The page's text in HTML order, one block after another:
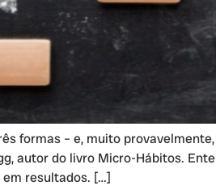
formas – e, muito
autor do livro Micro-Hábitos.
resultados. […]